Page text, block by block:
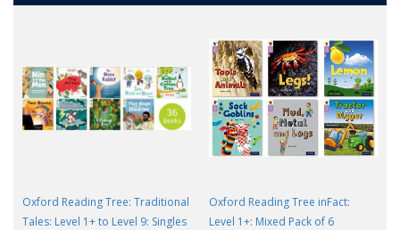
Oxford Reading Tree: Traditional
Tales: Level 1+ to Level 9: Singles
Oxford Reading Tree inFact:
Level 1+: Mixed Pack of 6